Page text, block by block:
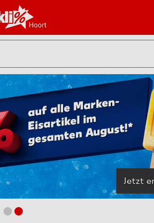
Hoort